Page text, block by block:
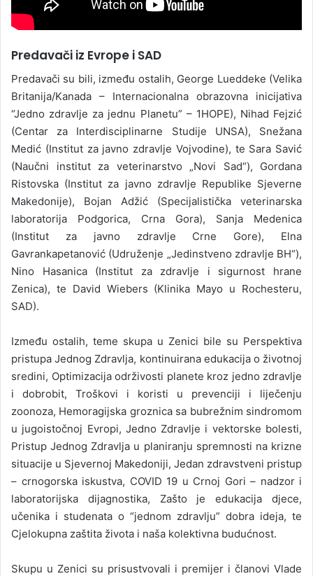
Predavači iz Evrope i SAD
Predavači su bili, između ostalih, George Lueddeke (Velika
Britanija/Kanada – Internacionalna obrazovna inicijativa
“Jedno zdravlje za jednu Planetu” – 1HOPE), Nihad Fejzić
(Centar za Interdisciplinarne Studije UNSA), Snežana
Medić (Institut za javno zdravlje Vojvodine), te Sara Savić
(Naučni institut za veterinarstvo „Novi Sad“), Gordana
Ristovska (Institut za javno zdravlje Republike Sjeverne
Makedonije), Bojan Adžić (Specijalistička veterinarska
laboratorija Podgorica, Crna Gora), Sanja Medenica
(Institut za javno zdravlje Crne Gore), Elna
Gavrankapetanović (Udruženje „Jedinstveno zdravlje BH“),
Nino Hasanica (Institut za zdravlje i sigurnost hrane
Zenica), te David Wiebers (Klinika Mayo u Rochesteru,
SAD).
Između ostalih, teme skupa u Zenici bile su Perspektiva
pristupa Jednog Zdravlja, kontinuirana edukacija o životnoj
sredini, Optimizacija održivosti planete kroz jedno zdravlje
i dobrobit, Troškovi i koristi u prevenciji i liječenju
zoonoza, Hemoragijska groznica sa bubrežnim sindromom
u jugoistočnoj Evropi, Jedno Zdravlje i vektorske bolesti,
Pristup Jednog Zdravlja u planiranju spremnosti na krizne
situacije u Sjevernoj Makedoniji, Jedan zdravstveni pristup
– crnogorska iskustva, COVID 19 u Crnoj Gori – nadzor i
laboratorijska dijagnostika, Zašto je edukacija djece,
učenika i studenata o “jednom zdravlju” dobra ideja, te
Cjelokupna zaštita života i naša kolektivna budućnost.
Skupu u Zenici su prisustvovali i premijer i članovi Vlade